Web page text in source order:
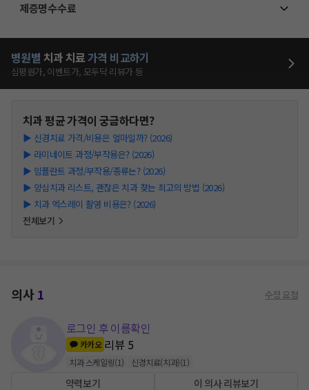
제증명수수료
병원별 치과 치료가격 비교하기
심평원가, 이벤트가, 모두닥 리뷰가 등
치과평균 가격이 궁금하다면?
▶ 신경치료 가격/비용은 얼마일까? (2026)
▶ 라미네이트 과정/부작용은? (2026)
▶ 임플란트 과정/부작용/종류는? (2026)
▶ 양심치과 리스트, 괜찮은 치과 찾는 최고의 방법 (2026)
▶ 치과 엑스레이 촬영 비용은? (2026)
전체보기
의사1 수정 요청
로그인 후 이름확인
카카오 리뷰 5
치과 스케일링(1) 신경치료(치과)(1 )
약력보기 이 의사 리뷰보기